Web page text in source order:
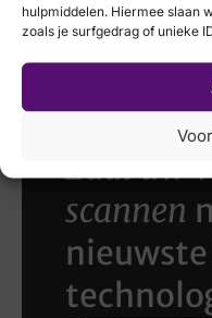
hulpmiddelen. Hiermee slaan
zoals je surfgedrag of unieke
€129,95
Laat uw
scannen
nieuwste